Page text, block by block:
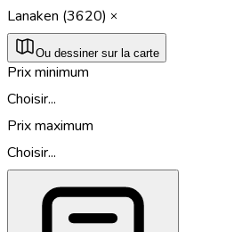
Lanaken (3620)
Ou dessiner sur la carte
Prix minimum
Choisir...
Prix maximum
Choisir...